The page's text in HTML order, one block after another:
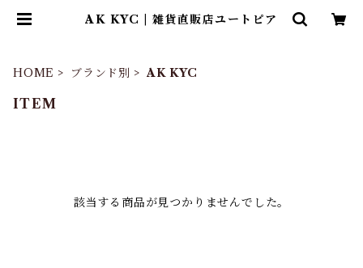
AK KYC | 雑貨直販店ユートピア
HOME ブランド別 AK KYC
ITEM
該当する商品が見つかりませんでした。